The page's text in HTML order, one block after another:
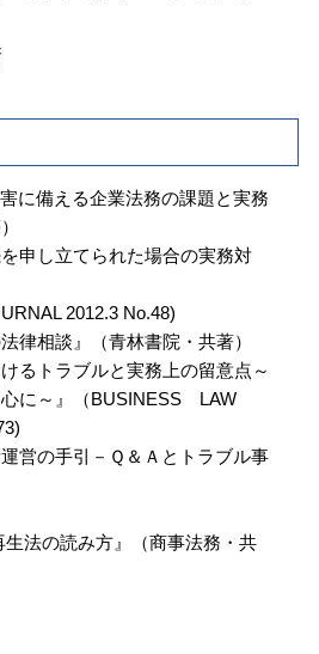
に備える企業法務の課題と実務
を申し立てられた場合の実務対
2012.3 No.48)
律相談』（青林書院・共著）
るトラブルと実務上の留意点～
に～』（BUSINESS LAW
営の手引－Ｑ＆Ａとトラブル事
生法の読み方』（商事法務・共